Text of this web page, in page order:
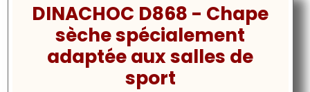
DINACHOC D868 - Chape
sèche spécialement
adaptée aux salles de
sport